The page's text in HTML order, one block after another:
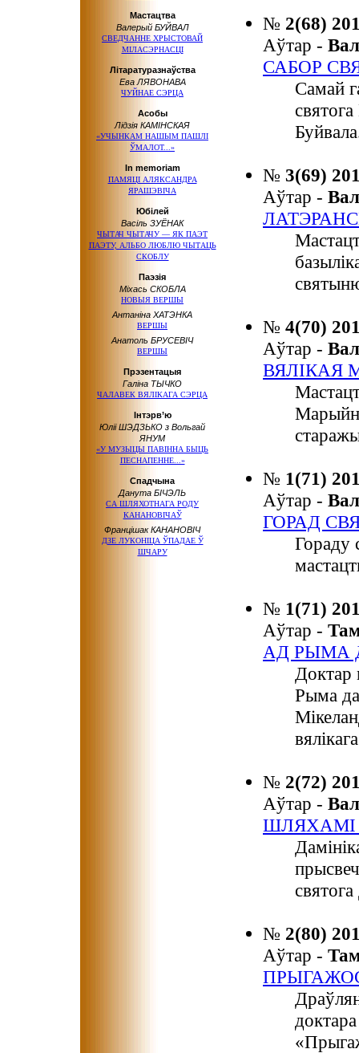
Мастацтва
Валерый БУЙВАЛ
СВЕДЧАННЕ ХРЫСТОВАЙ
МІЛАСЭРНАСЦІ
Літаратуразнаўства
Ева ЛЯВОНАВА
ЧУЙНАЕ СЭРЦА
Асобы
Лідзія КАМІНСКАЯ
«УЧЫНКАМ НАШЫМ ПАШЛІ
ЎМАЛОТ...»
In memoriam
ПАМЯЦІ АЛЯКСАНДРА
ЯРАШЭВІЧА
Юбілей
Васіль ЗУЁНАК
ЧЫТАЧ ЧЫТАЧУ — ЯК ПАЭТ
ПАЭТУ, АЛЬБО ЛЮБЛЮ ЧЫТАЦЬ
СКОБЛУ
Паэзія
Міхась СКОБЛА
НОВЫЯ ВЕРШЫ
Антаніна ХАТЭНКА
ВЕРШЫ
Анатоль БРУСЕВІЧ
ВЕРШЫ
Прэзентацыя
Галіна ТЫЧКО
ЧАЛАВЕК ВЯЛІКАГА СЭРЦА
Інтэрв’ю
Юліі ШЭДЗЬКО з Вольгай
ЯНУМ
«У МУЗЫЦЫ ПАВІННА БЫЦЬ
ПЕСНАПЕННЕ...»
Спадчына
Данута БІЧЭЛЬ
СА ШЛЯХОТНАГА РОДУ
КАНАНОВІЧАЎ
Францішак КАНАНОВІЧ
ДЗЕ ЛУКОНІЦА ЎПАДАЕ Ў
ШЧАРУ
№ 2(68)
Аўтар -
САБОР
Самай
№ 3(69)
Аўтар -
№ 4(70)
Аўтар -
ВЯЛІКАЯ
№ 1(71)
Аўтар -
ГОРАД
Гораду
№ 1(71)
Аўтар -
АД РЫМА
Доктар
Рыма
№ 2(72)
Аўтар -
ШЛЯХАМІ
№ 2(80)
Аўтар -